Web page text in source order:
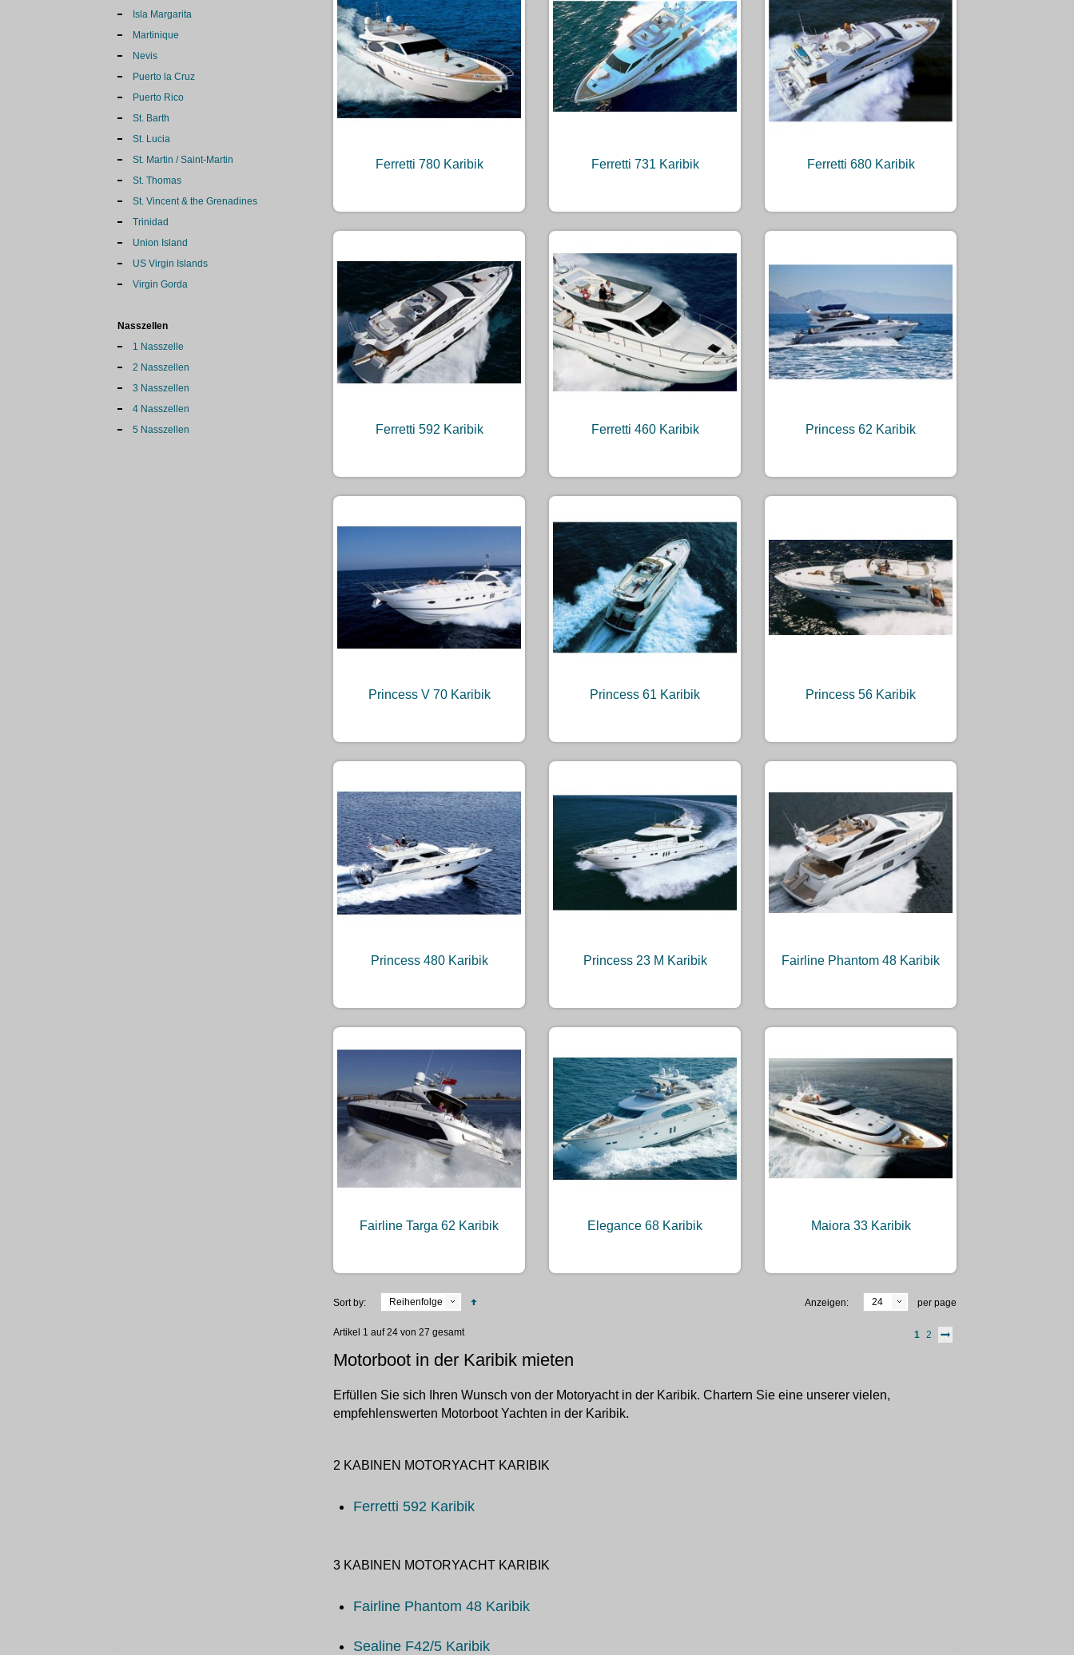
Ferretti 780 Karibik Ferretti 731 Karibik Ferretti 680 Karibik
Ferretti 592 Karibik Ferretti 460 Karibik Princess 62 Karibik
Princess V 70 Karibik Princess 61 Karibik Princess 56 Karibik
Princess 480 Karibik Princess 23 M Karibik Fairline Phantom 48 Karibik
Fairline Targa 62 Karibik Elegance 68 Karibik Maiora 33 Karibik
Sort by: Reihenfolge Anzeigen: 24 per page
Artikel 1 auf 24 von 27 gesamt 1 2
Motorboot in der Karibik mieten
Erfüllen Sie sich Ihren Wunsch von der Motoryacht in der Karibik. Chartern Sie eine unserer vielen,
empfehlenswerten Motorboot Yachten in der Karibik.
2 KABINEN MOTORYACHT KARIBIK
Ferretti 592 Karibik
3 KABINEN MOTORYACHT KARIBIK
Fairline Phantom 48 Karibik
Sealine F42/5 Karibik
Isla Margarita
Martinique
Nevis
Puerto la Cruz
Puerto Rico
St. Barth
St. Lucia
St. Martin / Saint-Martin
St. Thomas
St. Vincent & the Grenadines
Trinidad
Union Island
US Virgin Islands
Virgin Gorda
Nasszellen
1 Nasszelle
2 Nasszellen
3 Nasszellen
4 Nasszellen
5 Nasszellen